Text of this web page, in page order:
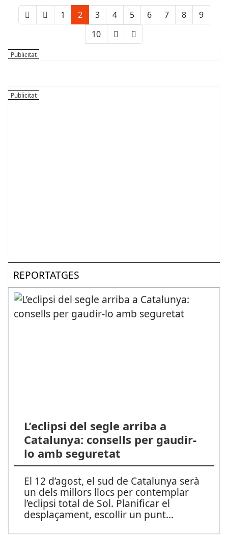
1 2 3 4 5 6 7 8
9
10
REPORTATGES
L’eclipsi del segle arriba a
Catalunya: consells per gaudir-
lo amb seguretat
El 12 d’agost, el sud de Catalunya serà
un dels millors llocs per contemplar
l’eclipsi total de Sol. Planificar el
desplaçament, escollir un punt...